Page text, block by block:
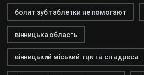
болит зуб таблетки не помогают
вінницька область
вінницький міський тцк та сп адреса